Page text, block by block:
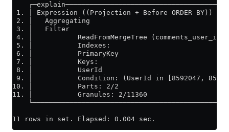
1. │ Expression ((Projection + Before ORDER BY))
2. │   Aggregating
3. │   Filter
4. │           ReadFromMergeTree
5. │           Indexes:
6. │           PrimaryKey
7. │           Keys:
8. │           UserId
9. │           Condition: (UserId in [8592047,
10. │           Parts: 2/2
11. │           Granules: 2/11360
11 rows in set. Elapsed: 0.004 sec.